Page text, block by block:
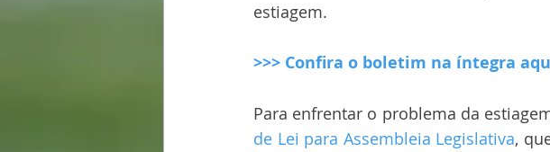
estiagem.
>>> Confira o boletim na íntegra
Para enfrentar o problema da
de Lei para Assembleia Legislativa,